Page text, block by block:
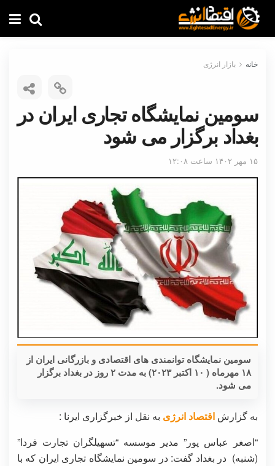
خانه بازار انرژی
سومین نمایشگاه تجاری ایران در
بغداد برگزار می شود
۱۵ مهر ۱۴۰۲ ساعت ۱۲:۰۸
سومین نمایشگاه توانمندی های اقتصادی و بازرگانی ایران از
۱۸ مهرماه ( ۱۰ اکتبر ۲۰۲۳) به مدت ۲ روز در بغداد برگزار
می شود.
به گزارش اقتصاد انرژی به نقل از خبرگزاری ایرنا :
“اصغر عباس پور” مدیر موسسه “تسهیلگران تجارت فردا”
(شنبه) در بغداد گفت: در سومین نمایشگاه تجاری ایران که با